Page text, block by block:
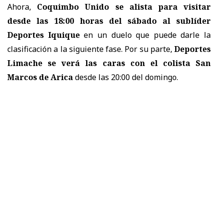
Ahora, Coquimbo Unido se alista para visitar
desde las 18:00 horas del sábado al sublíder
Deportes Iquiqueen un duelo que puede darle la
clasificación a la siguiente fase. Por su parte, Deportes
Limache se verá las caras con el colista San
Marcos de Aricadesde las 20:00 del domingo.